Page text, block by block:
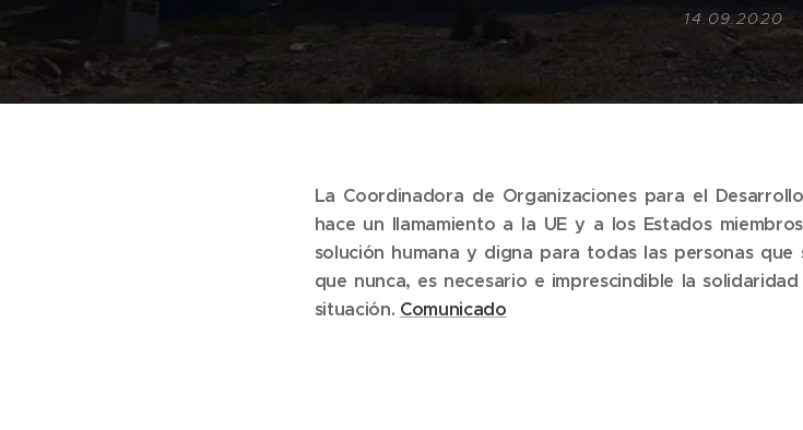
14.09.2020
La Coordinadora de Organizaciones para el
hace un llamamiento a la UE y a los Estados
solución humana y digna para todas las personas
que nunca, es necesario e imprescindible la
situación. Comunicado